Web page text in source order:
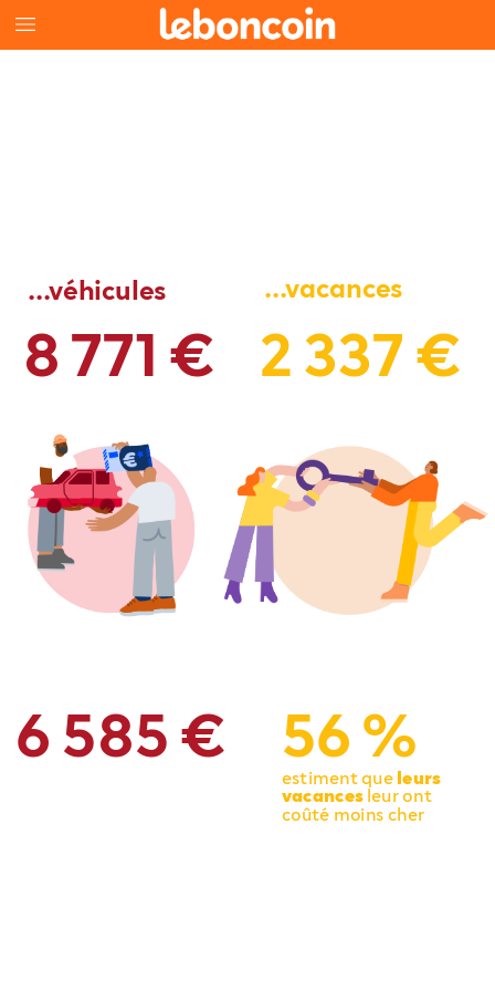
6 585€ 56%
estimentqueleurs
vacancesleuront
coûté moinscher
8771 € 2337€
...véhicules ...vacances